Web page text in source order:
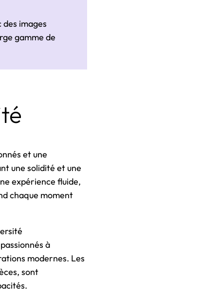
images
gamme de
et une
une solidité et une
expérience fluide,
chaque moment
à
modernes. Les
sont